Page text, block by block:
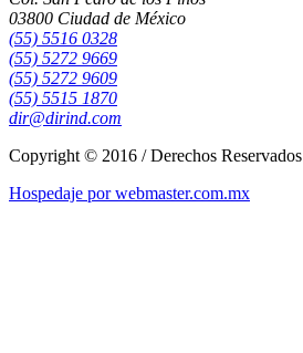
03800 Ciudad de México
(55) 5516 0328
(55) 5272 9669
(55) 5272 9609
(55) 5515 1870
dir@dirind.com
Copyright © 2016 / Derechos Reservados
Hospedaje por webmaster.com.mx